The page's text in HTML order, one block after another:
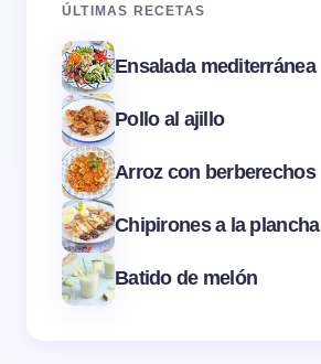
ÚLTIMAS RECETAS
Ensalada mediterránea
Pollo al ajillo
Arroz con berberechos
Chipirones a la plancha
Batido de melón